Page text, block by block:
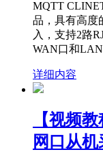
MQTT
品，具有高度
入，支持2路
WAN口和
详细内容
【视频
网口从